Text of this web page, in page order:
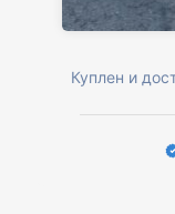
Куплен и